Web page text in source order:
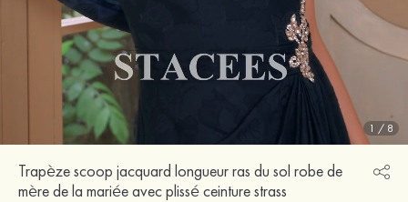
1 / 8
Trapèze scoop jacquard longueur ras du sol robe de
mère de la mariée avec plissé ceinture strass